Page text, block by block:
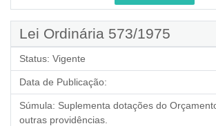
Lei Ordinária 573/1975
Status: Vigente
Data de Publicação:
Súmula: Suplementa dotações do
outras providências.